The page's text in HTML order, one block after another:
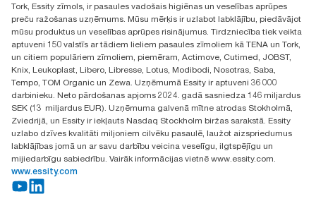
Atrast izplatītāju
Ulbrokas street 19A
Riga, Latvija
LV-1028
Tork, Essity zīmols, ir pasaules vadošais higiēnas un veselības aprūpes
preču ražošanas uzņēmums. Mūsu mērķis ir uzlabot labklājību, piedāvājot
mūsu produktus un veselības aprūpes risinājumus. Tirdzniecība tiek veikta
aptuveni 150 valstīs ar tādiem lieliem pasaules zīmoliem kā TENA un Tork,
un citiem populāriem zīmoliem, piemēram, Actimove, Cutimed, JOBST,
Knix, Leukoplast, Libero, Libresse, Lotus, Modibodi, Nosotras, Saba,
Tempo, TOM Organic un Zewa. Uzņēmumā Essity ir aptuveni 36 000
darbinieku. Neto pārdošanas apjoms 2024. gadā sasniedza 146 miljardus
SEK (13 miljardus EUR). Uzņēmuma galvenā mītne atrodas Stokholmā,
Zviedrijā, un Essity ir iekļauts Nasdaq Stockholm biržas sarakstā. Essity
uzlabo dzīves kvalitāti miljoniem cilvēku pasaulē, laužot aizspriedumus
labklājības jomā un ar savu darbību veicina veselīgu, ilgtspējīgu un
mijiedarbīgu sabiedrību. Vairāk informācijas vietnē www.essity.com.
www.essity.com